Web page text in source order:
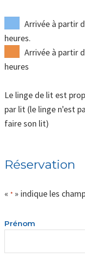
Arrivée à partir
heures.
Arrivée à partir
heures
Le linge de lit est
par lit (le linge n'est
faire son lit)
Réservation
« *» indique les
Vos
Prénom